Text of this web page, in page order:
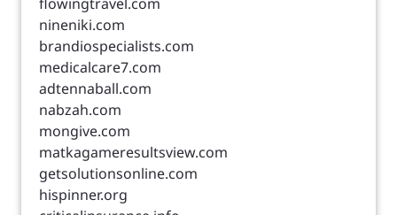
nineniki.com
brandiospecialists.com
medicalcare7.com
adtennaball.com
nabzah.com
mongive.com
matkagameresultsview.com
getsolutionsonline.com
hispinner.org